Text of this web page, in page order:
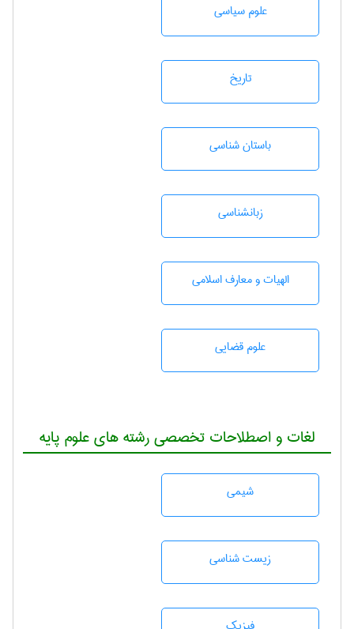
علوم سياسی
تاريخ
باستان شناسی
زبانشناسی
الهیات و معارف اسلامی
علوم قضایی
لغات و اصطلاحات تخصصی رشته های علوم پایه
شيمی
زيست شناسی